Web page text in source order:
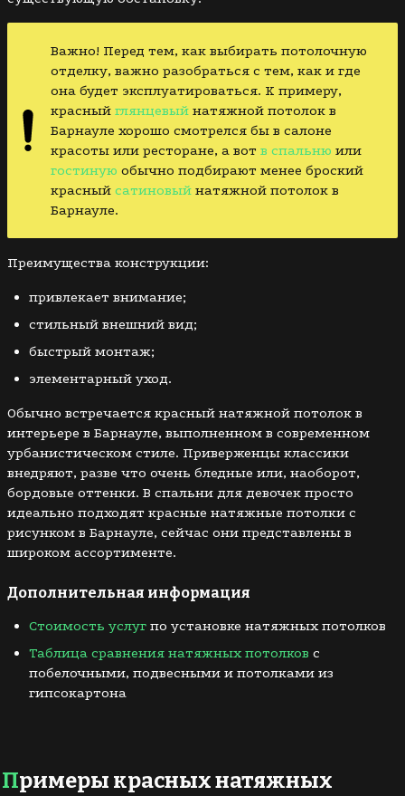
Важно! Перед тем, как выбирать потолочную
отделку, важно разобраться с тем, как и где
она будет эксплуатироваться. К примеру,
красный глянцевый натяжной потолок в
Барнауле хорошо смотрелся бы в салоне
красоты или ресторане, а вот в спальню или
гостиную обычно подбирают менее броский
красный сатиновый натяжной потолок в
Барнауле.
Преимущества конструкции:
привлекает внимание;
стильный внешний вид;
быстрый монтаж;
элементарный уход.
Обычно встречается красный натяжной потолок в
интерьере в Барнауле, выполненном в современном
урбанистическом стиле. Приверженцы классики
внедряют, разве что очень бледные или, наоборот,
бордовые оттенки. В спальни для девочек просто
идеально подходят красные натяжные потолки с
рисунком в Барнауле, сейчас они представлены в
широком ассортименте.
Дополнительная информация
Стоимость услуг по установке натяжных потолков
Таблица сравнения натяжных потолков с
побелочными, подвесными и потолками из
гипсокартона
Примеры красных натяжных